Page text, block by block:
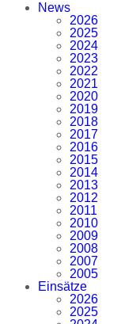
News
2026
2025
2024
2023
2022
2021
2020
2019
2018
2017
2016
2015
2014
2013
2012
2011
2010
2009
2008
2007
2005
Einsätze
2026
2025